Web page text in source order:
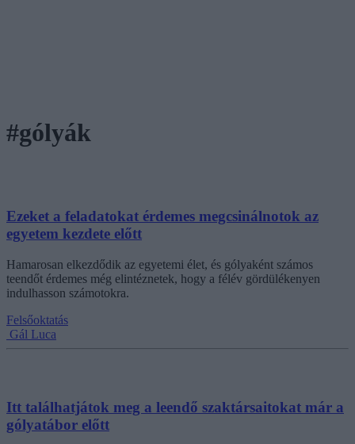
#gólyák
Ezeket a feladatokat érdemes megcsinálnotok az
egyetem kezdete előtt
Hamarosan elkezdődik az egyetemi élet, és gólyaként számos
teendőt érdemes még elintéznetek, hogy a félév gördülékenyen
indulhasson számotokra.
Felsőoktatás
Gál Luca
Itt találhatjátok meg a leendő szaktársaitokat már a
gólyatábor előtt